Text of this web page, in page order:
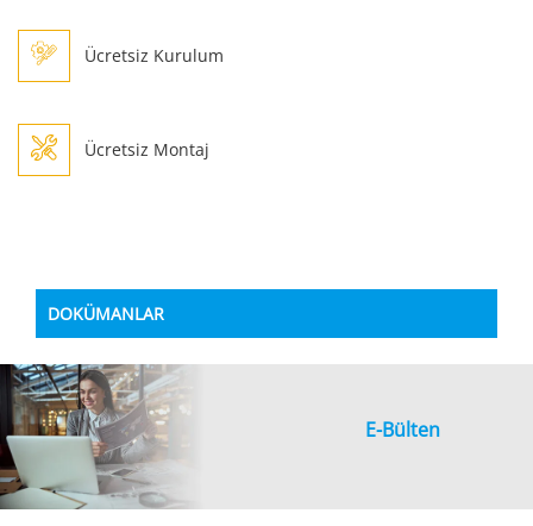
Ücretsiz Kurulum
Ücretsiz Montaj
DOKÜMANLAR
E-Bülten